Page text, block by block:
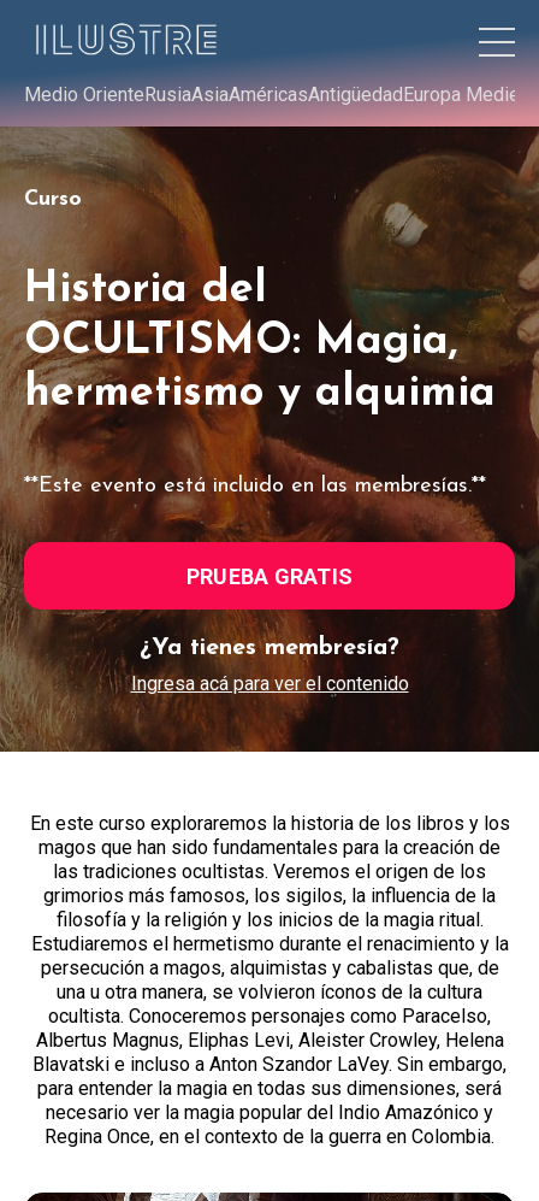
Medio OrienteRusiaAsiaAméricasAntigüedadEuropa
Curso
Historia del
OCULTISMO: Magia,
hermetismo y alquimia
**Este evento está incluido en las membresías.**
PRUEBA GRATIS
¿Ya tienes membresía?
Ingresa acá para ver el contenido
En este curso exploraremos la historia de los libros y los
magos que han sido fundamentales para la creación de
las tradiciones ocultistas. Veremos el origen de los
grimorios más famosos, los sigilos, la influencia de la
filosofía y la religión y los inicios de la magia ritual.
Estudiaremos el hermetismo durante el renacimiento y la
persecución a magos, alquimistas y cabalistas que, de
una u otra manera, se volvieron íconos de la cultura
ocultista. Conoceremos personajes como Paracelso,
Albertus Magnus, Eliphas Levi, Aleister Crowley, Helena
Blavatski e incluso a Anton Szandor LaVey. Sin embargo,
para entender la magia en todas sus dimensiones, será
necesario ver la magia popular del Indio Amazónico y
Regina Once, en el contexto de la guerra en Colombia.